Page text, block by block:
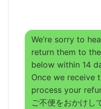
We’re sorry to
return them to
below within 14
Once we receive
process your
ご不便をおかけし